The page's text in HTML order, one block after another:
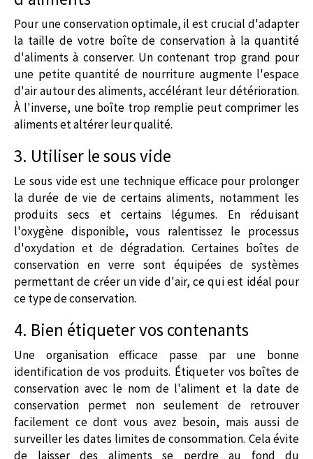
Pour une conservation optimale, il est crucial d'adapter
la taille de votre boîte de conservation à la quantité
d'aliments à conserver. Un contenant trop grand pour
une petite quantité de nourriture augmente l'espace
d'air autour des aliments, accélérant leur détérioration.
À l'inverse, une boîte trop remplie peut comprimer les
aliments et altérer leur qualité.
3. Utiliser le sous vide
Le sous vide est une technique efficace pour prolonger
la durée de vie de certains aliments, notamment les
produits secs et certains légumes. En réduisant
l'oxygène disponible, vous ralentissez le processus
d'oxydation et de dégradation. Certaines boîtes de
conservation en verre sont équipées de systèmes
permettant de créer un vide d'air, ce qui est idéal pour
ce type de conservation.
4. Bien étiqueter vos contenants
Une organisation efficace passe par une bonne
identification de vos produits. Étiqueter vos boîtes de
conservation avec le nom de l'aliment et la date de
conservation permet non seulement de retrouver
facilement ce dont vous avez besoin, mais aussi de
surveiller les dates limites de consommation. Cela évite
de laisser des aliments se perdre au fond du